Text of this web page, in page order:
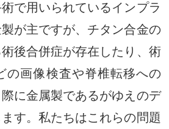
で用いられているインプラ
が主ですが、チタン合金の
後合併症が存在したり、術
の画像検査や脊椎転移への
に金属製であるがゆえのデ
す。私たちはこれらの問題